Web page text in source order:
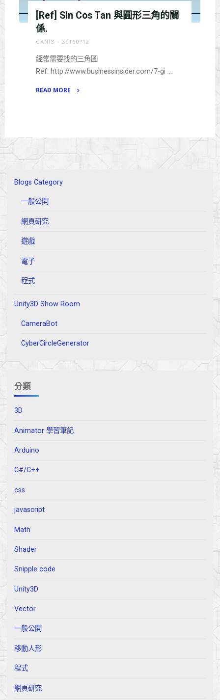
[Ref] Sin Cos Tan 與圓形三角的關
係.
CANIS 20160712
經常需要找的三角圖
Ref: http://www.businessinsider.com/7-gi …
READ MORE
Cos
與
形
角
的
Blogs Category
一般公開
網頁研究
遊戲
電子
程式
Unity3D Show Room
CameraBot
CyberCircleGenerator
分類
3D
Animator 學習筆記
Arduino
C#/C++
css
javascript
Math
Shader
Snipple code
Unity3D
Vector
一般公開
移動人形
程式
網頁研究